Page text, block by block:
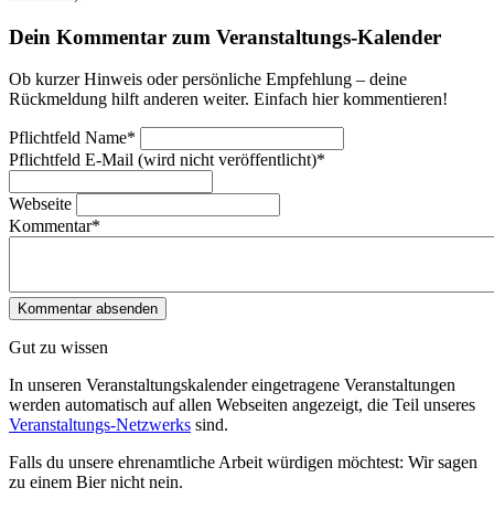
Dein Kommentar zum Veranstaltungs-Kalender
Ob kurzer Hinweis oder persönliche Empfehlung – deine
Rückmeldung hilft anderen weiter. Einfach hier kommentieren!
Pflichtfeld Name*
Pflichtfeld E-Mail (wird nicht veröffentlicht)*
Webseite
Kommentar*
Gut zu wissen
In unseren Veranstaltungskalender eingetragene Veranstaltungen
werden automatisch auf allen Webseiten angezeigt, die Teil unseres
Veranstaltungs-Netzwerks sind.
Falls du unsere ehrenamtliche Arbeit würdigen möchtest: Wir sagen
zu einem Bier nicht nein.